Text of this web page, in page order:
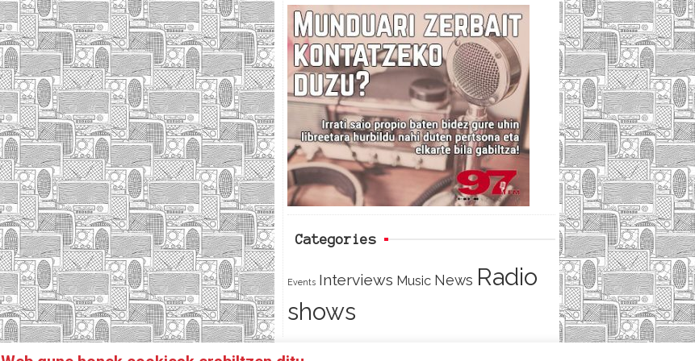
c
e
b
o
o
i
t
t
e
r
e
d
Categories
Events Interviews Music News Radio
shows